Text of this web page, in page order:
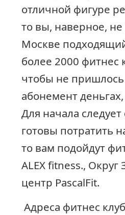
отличной фигуре
то вы, наверное, не
Москве
более 2000 фитнес
чтобы не
абонемент
Для начала
готовы потратить
то вам подойдут
ALEX fitness.,
центр PascalFit.
Адреса фитнес